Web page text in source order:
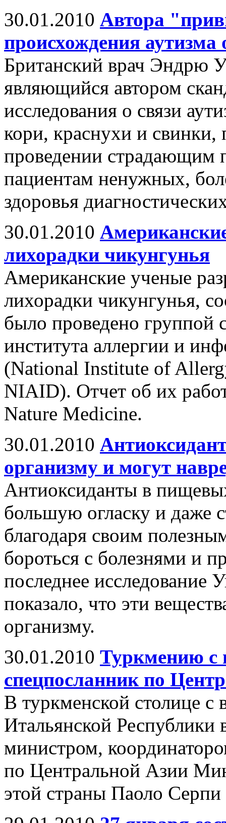
30.01.2010 Автора
происхождения
Британский врач Эндрю
являющийся автором
исследования о связи
кори, краснухи и
проведении страдающим
пациентам ненужных,
здоровья
30.01.2010
лихорадки чикунгунья
Американские ученые
лихорадки чикунгунья,
было проведено группой
института аллергии и
(National Institute of
NIAID). Отчет об их
Nature Medicine.
30.01.2010
организму и могут
Антиоксиданты в
большую огласку и даже
благодаря своим
бороться с болезнями и
последнее исследование
показало, что эти
организму.
30.01.2010 Туркмению с
спецпосланник по
В туркменской столице с
Итальянской Республики
министром,
по Центральной Азии
этой страны Паоло Серпи